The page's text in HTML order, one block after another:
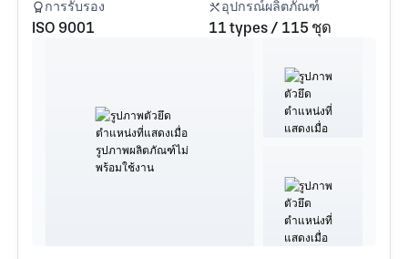
การรับรอง
ISO 9001
อุปกรณ์ผลิตภัณฑ์
11 types / 115 ชุด